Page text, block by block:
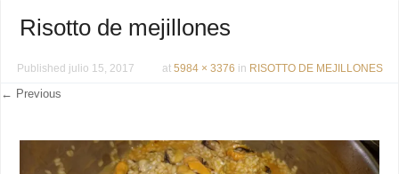
Risotto de mejillones
Published julio 15, 2017 at 5984 × 3376 in RISOTTO DE MEJILLONES
← Previous